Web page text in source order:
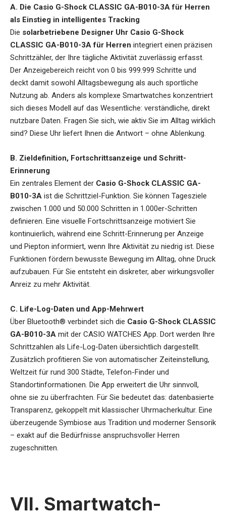
A. Die Casio G-Shock CLASSIC GA-B010-3A für Herren
als Einstieg in intelligentes Tracking
Die solarbetriebene Designer Uhr Casio G-Shock
CLASSIC GA-B010-3A für Herren integriert einen präzisen
Schrittzähler, der Ihre tägliche Aktivität zuverlässig erfasst.
Der Anzeigebereich reicht von 0 bis 999.999 Schritte und
deckt damit sowohl Alltagsbewegung als auch sportliche
Nutzung ab. Anders als komplexe Smartwatches konzentriert
sich dieses Modell auf das Wesentliche: verständliche, direkt
nutzbare Daten. Fragen Sie sich, wie aktiv Sie im Alltag wirklich
sind? Diese Uhr liefert Ihnen die Antwort – ohne Ablenkung.
B. Zieldefinition, Fortschrittsanzeige und Schritt-
Erinnerung
Ein zentrales Element der Casio G-Shock CLASSIC GA-
B010-3A ist die Schrittziel-Funktion. Sie können Tagesziele
zwischen 1.000 und 50.000 Schritten in 1.000er-Schritten
definieren. Eine visuelle Fortschrittsanzeige motiviert Sie
kontinuierlich, während eine Schritt-Erinnerung per Anzeige
und Piepton informiert, wenn Ihre Aktivität zu niedrig ist. Diese
Funktionen fördern bewusste Bewegung im Alltag, ohne Druck
aufzubauen. Für Sie entsteht ein diskreter, aber wirkungsvoller
Anreiz zu mehr Aktivität.
C. Life-Log-Daten und App-Mehrwert
Über Bluetooth® verbindet sich die Casio G-Shock CLASSIC
GA-B010-3A mit der CASIO WATCHES App. Dort werden Ihre
Schrittzahlen als Life-Log-Daten übersichtlich dargestellt.
Zusätzlich profitieren Sie von automatischer Zeiteinstellung,
Weltzeit für rund 300 Städte, Telefon-Finder und
Standortinformationen. Die App erweitert die Uhr sinnvoll,
ohne sie zu überfrachten. Für Sie bedeutet das: datenbasierte
Transparenz, gekoppelt mit klassischer Uhrmacherkultur. Eine
überzeugende Symbiose aus Tradition und moderner Sensorik
– exakt auf die Bedürfnisse anspruchsvoller Herren
zugeschnitten.
VII. Smartwatch-